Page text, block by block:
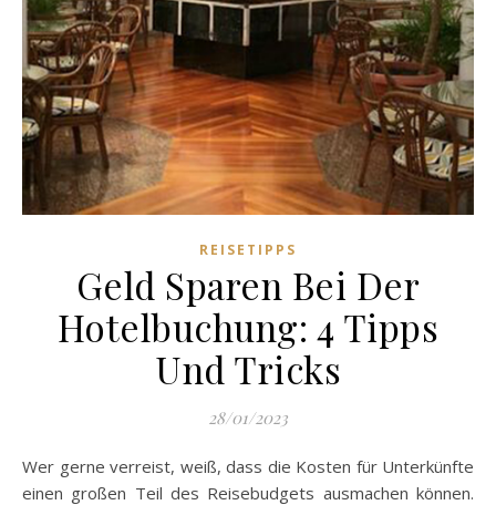
REISETIPPS
Geld Sparen Bei Der
Hotelbuchung: 4 Tipps
Und Tricks
28/01/2023
Wer gerne verreist, weiß, dass die Kosten für Unterkünfte
einen großen Teil des Reisebudgets ausmachen können.